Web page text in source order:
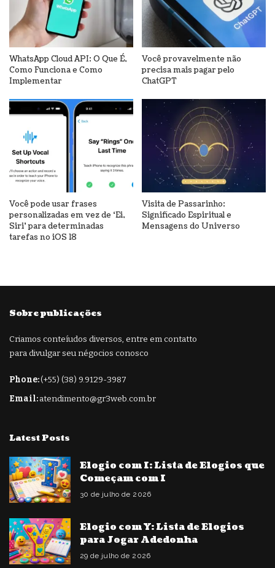
WhatsApp Cloud API: O Que É,
Como Funciona e Como
Implementar
Você provavelmente não
precisa mais pagar pelo
ChatGPT
Você pode usar frases
personalizadas em vez de ‘Ei,
Siri’ para determinadas
tarefas no iOS 18
Visita de Passarinho:
Significado Espiritual e
Mensagens do Universo
Sobre publicações
Criamos conteíudos diversos, entre em contatto
para divulgar seu négocios conosco
Phone:(+55) (38) 9.9129-3987
Email:atendimento@gr3web.com.br
Latest Posts
Elogio com I: Lista de Elogios que
Começam com I
30 de julho de 2026
Elogio com Y: Lista de Elogios
para Jogar Adedonha
29 de julho de 2026